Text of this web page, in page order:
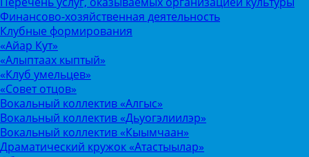
Финансово-хозяйственная деятельность
Клубные формирования
«Айар Кут»
«Алыптаах кыптый»
«Клуб умельцев»
«Совет отцов»
Вокальный коллектив «Алгыс»
Вокальный коллектив «Дьуогэлиилэр»
Вокальный коллектив «Кыымчаан»
Драматический кружок «Атастыылар»